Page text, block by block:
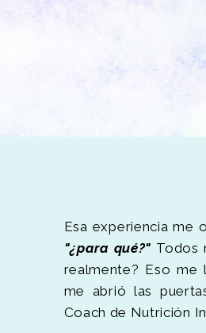
Esa experiencia me
"¿para qué?" Todos
realmente? Eso
me abrió las
Coach de Nutrición